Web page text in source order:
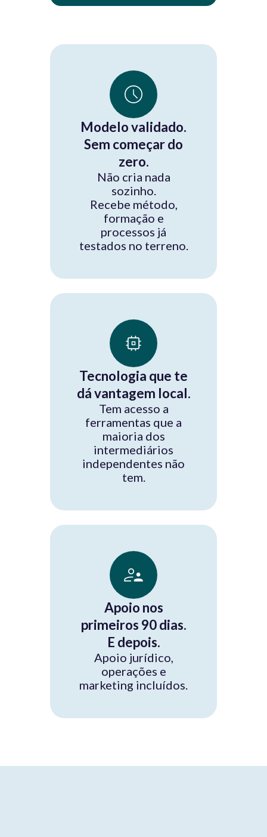
Modelo validado.
Sem começar do
zero.
Não cria nada
sozinho.
Recebe método,
formação e
processos já
testados no terreno.
Tecnologia que te
dá vantagem local.
Tem acesso a
ferramentas que a
maioria dos
intermediários
independentes não
tem.
Apoio nos
primeiros 90 dias.
E depois.
Apoio jurídico,
operações e
marketing incluídos.